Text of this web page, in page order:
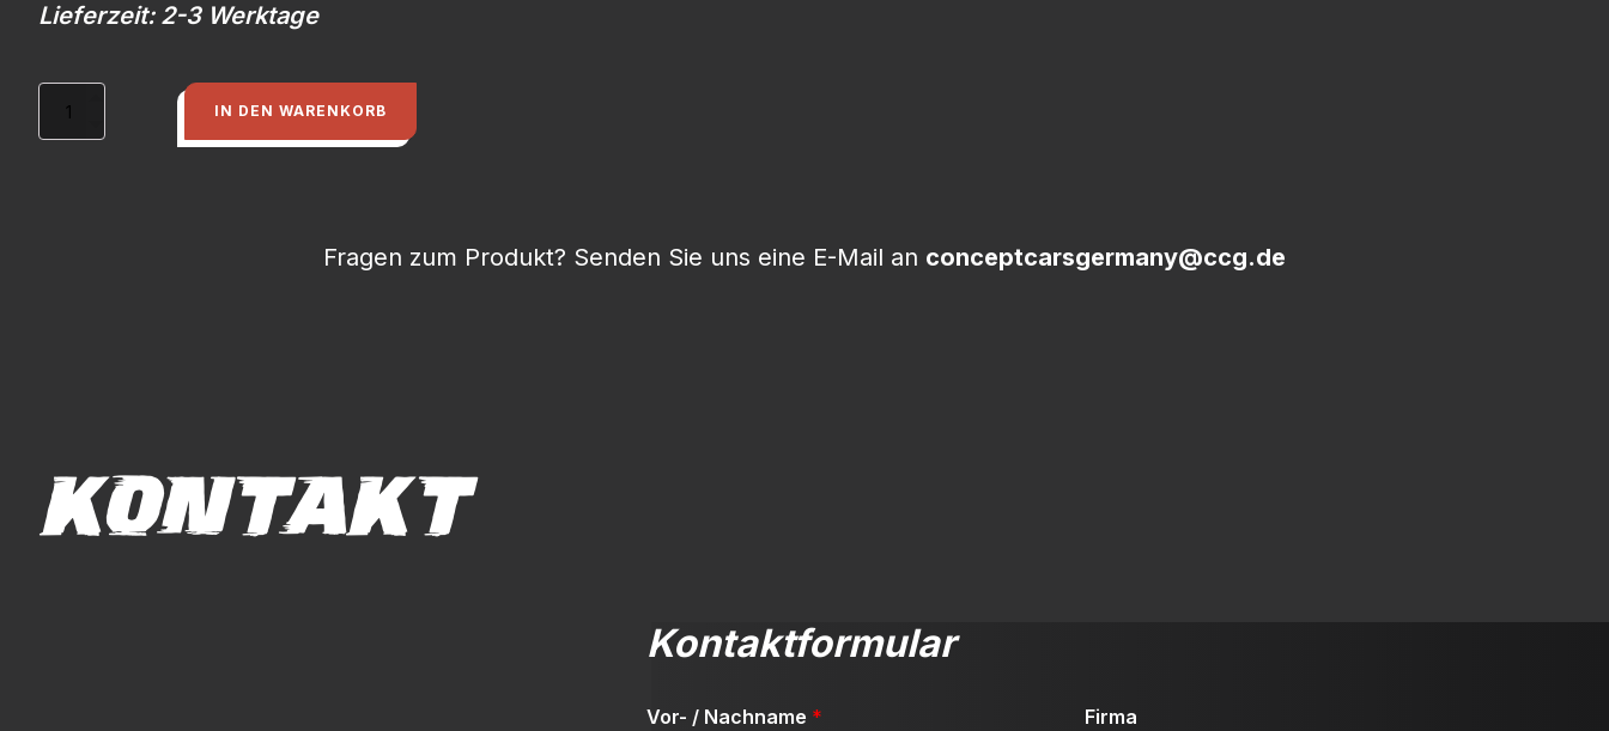
Lieferzeit: 2-3 Werktage
Clips
IN DEN WARENKORB
Fragen zum Produkt? Senden Sie uns eine E-Mail an conceptcarsgermany@ccg.de
KONTAKT
Kontaktformular
Vor- / Nachname * Firma